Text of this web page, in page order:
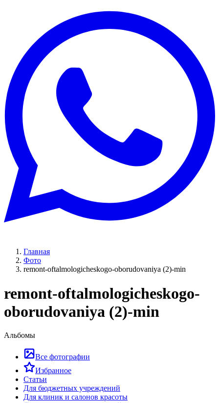
Главная
Фото
remont-oftalmologicheskogo-oborudovaniya (2)-min
remont-oftalmologicheskogo-
oborudovaniya (2)-min
Альбомы
Все фотографии
Избранное
Статьи
Для бюджетных учреждений
Для клиник и салонов красоты